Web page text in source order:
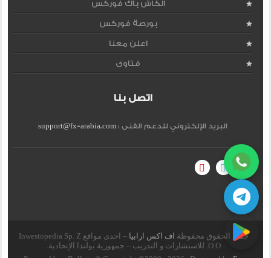
الكاش باك فوركس
بورصة فوركس
اعلن معنا
فتاوى
اتصل بنا
البريد الإلكتروني للدعم الفنى :support@fx-arabia.com
جميع الحقوق محفوظة اف اكس ارابيا
– احدى مواقع Inwestopedia Sp. Z
O.O. للاستشارات و التدريب – جمهورية بولندا الإتحادية.